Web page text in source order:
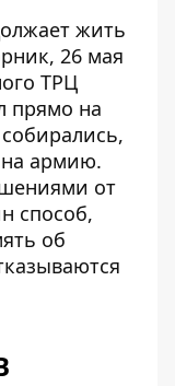
жить
26 мая
ТРЦ
прямо на
армию.
от
способ,
об